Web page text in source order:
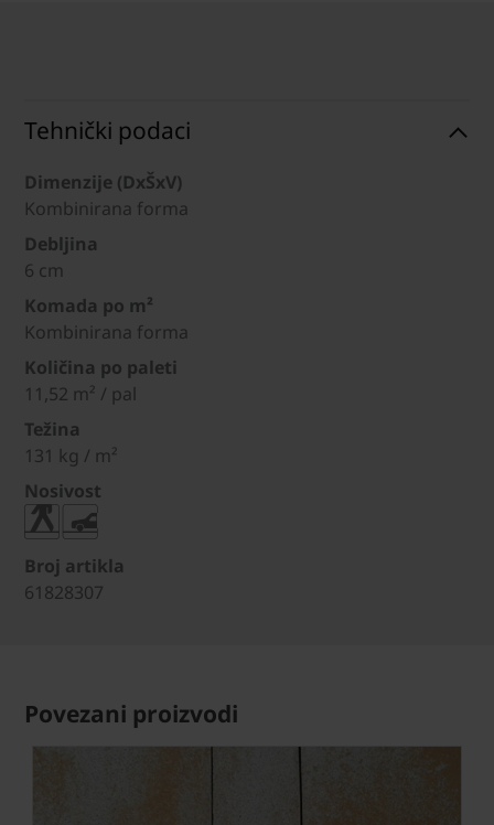
Tehnički podaci
Dimenzije (DxŠxV)
Kombinirana forma
Debljina
6 cm
Komada po m²
Kombinirana forma
Količina po paleti
11,52 m² / pal
Težina
131 kg / m²
Nosivost
Broj artikla
61828307
Povezani proizvodi